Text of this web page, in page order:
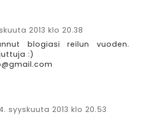
2013 klo 20.38
blogiasi reilun vuoden.
:)
syyskuuta 2013 klo 20.53